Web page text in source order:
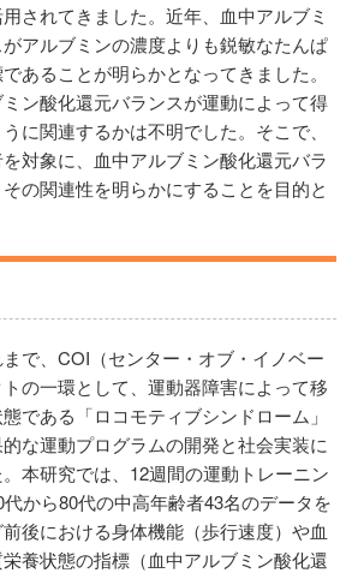
されてきました。近年、血中アルブミ
アルブミンの濃度よりも鋭敏なたんぱ
あることが明らかとなってきました。
ン酸化還元バランスが運動によって得
に関連するかは不明でした。そこで、
対象に、血中アルブミン酸化還元バラ
の関連性を明らかにすることを目的と
で、COI（センター・オブ・イノベー
の一環として、運動器障害によって移
である「ロコモティブシンドローム」
な運動プログラムの開発と社会実装に
本研究では、12週間の運動トレーニン
から80代の中高年齢者43名のデータを
後における身体機能（歩行速度）や血
養状態の指標（血中アルブミン酸化還